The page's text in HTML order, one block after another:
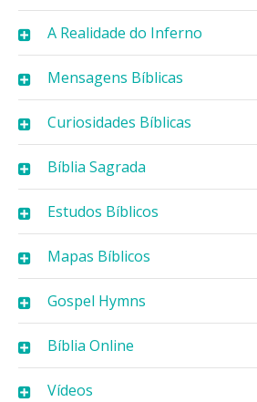
A Realidade do Inferno
Mensagens Bíblicas
Curiosidades Bíblicas
Bíblia Sagrada
Estudos Bíblicos
Mapas Bíblicos
Gospel Hymns
Bíblia Online
Vídeos